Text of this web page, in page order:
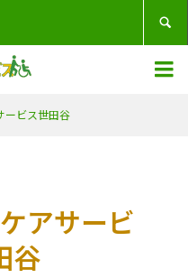


ービス世田谷
アサービ
谷